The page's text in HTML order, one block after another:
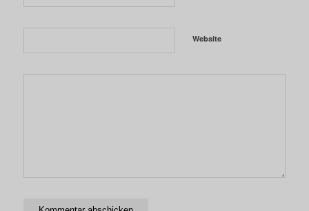
Website